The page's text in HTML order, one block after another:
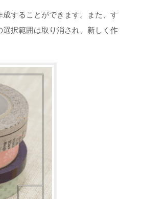
することができます。また、す
択範囲は取り消され、新しく作